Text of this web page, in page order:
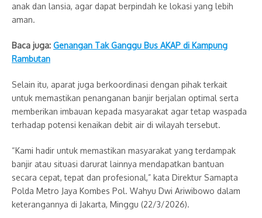
anak dan lansia, agar dapat berpindah ke lokasi yang lebih
aman.
Baca juga: Genangan Tak Ganggu Bus AKAP di Kampung
Rambutan
Selain itu, aparat juga berkoordinasi dengan pihak terkait
untuk memastikan penanganan banjir berjalan optimal serta
memberikan imbauan kepada masyarakat agar tetap waspada
terhadap potensi kenaikan debit air di wilayah tersebut.
“Kami hadir untuk memastikan masyarakat yang terdampak
banjir atau situasi darurat lainnya mendapatkan bantuan
secara cepat, tepat dan profesional,” kata Direktur Samapta
Polda Metro Jaya Kombes Pol. Wahyu Dwi Ariwibowo dalam
keterangannya di Jakarta, Minggu (22/3/2026).